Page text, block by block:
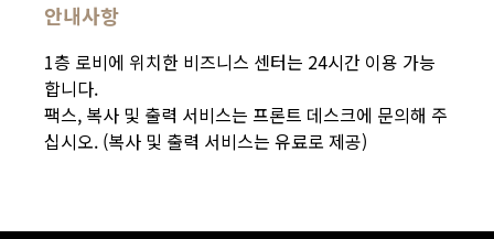
안내사항
1층 로비에 위치한 비즈니스 센터는 24시간 이용 가능
합니다.
팩스, 복사 및 출력 서비스는 프론트 데스크에 문의해 주
십시오. (복사 및 출력 서비스는 유료로 제공)